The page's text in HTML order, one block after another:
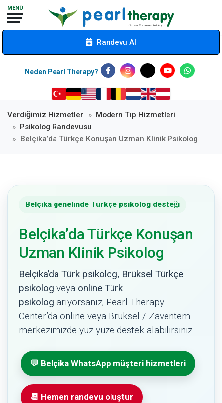
Randevu Al
Neden Pearl Therapy?
Verdiğimiz Hizmetler
Modern Tıp Hizmetleri
Psikolog Randevusu
Belçika’da Türkçe Konuşan Uzman Klinik Psikolog
Belçika genelinde Türkçe psikolog desteği
Belçika’da Türkçe Konuşan
Uzman Klinik Psikolog
Belçika’da Türk psikolog, Brüksel Türkçe
psikolog veya online Türk
psikolog arıyorsanız; Pearl Therapy
Center’da online veya Brüksel / Zaventem
merkezimizde yüz yüze destek alabilirsiniz.
💬 Belçika WhatsApp müşteri hizmetleri
📆 Hemen randevu oluştur